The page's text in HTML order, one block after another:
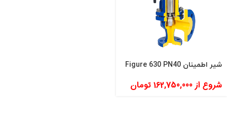
شیر اطمینان Figure 630 PN40
شروع از162,750,000 تومان